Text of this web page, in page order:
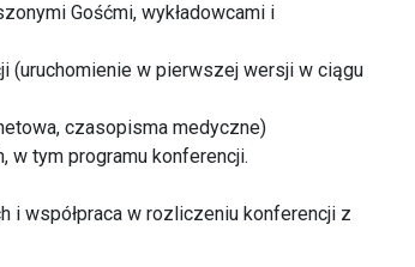
Gośćmi, wykładowcami i
(uruchomienie w pierwszej wersji w ciągu
czasopisma medyczne)
w tym programu konferencji.
i współpraca w rozliczeniu konferencji z